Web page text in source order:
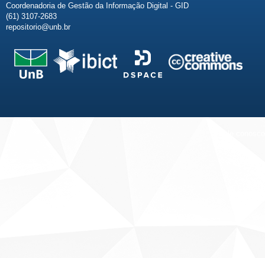
Coordenadoria de Gestão da Informação Digital - GID
(61) 3107-2683
repositorio@unb.br